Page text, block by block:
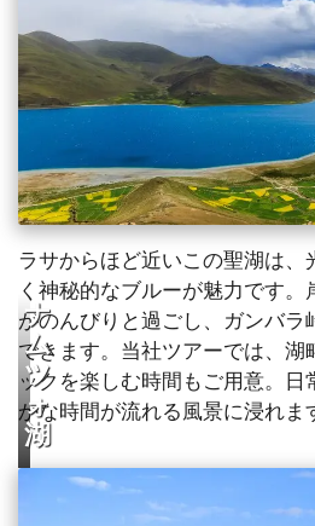
ラサからほど近いこの聖湖は、
く神秘的なブルーが魅力です。
がのんびりと過ごし、ガンバラ
できます。当社ツアーでは、湖
ックを楽しむ時間もご用意。
かな時間が流れる風景に浸れま
ナ
ム
ツ
ォ
湖